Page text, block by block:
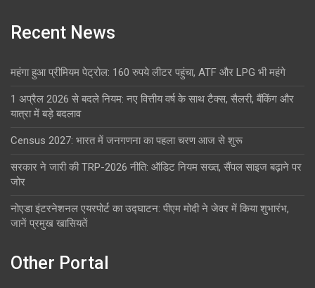
Recent News
महंगा हुआ प्रीमियम पेट्रोल: 160 रुपये लीटर पहुंचा, ATF और LPG भी महंगे
1 अप्रैल 2026 से बदले नियम: नए वित्तीय वर्ष के साथ टैक्स, सैलरी, बैंकिंग और
यात्रा में बड़े बदलाव
Census 2027: भारत में जनगणना का पहला चरण आज से शुरू
सरकार ने जारी की TRP-2026 नीति: ऑडिट नियम सख्त, सैंपल साइज बढ़ाने पर
जोर
नोएडा इंटरनेशनल एयरपोर्ट का उद्घाटन: पीएम मोदी ने जेवर में किया शुभारंभ,
जानें प्रमुख खासियतें
Other Portal